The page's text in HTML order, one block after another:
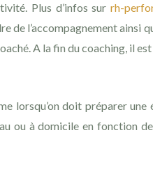
Plus d’infos sur rh-
l’accompagnement ainsi
A la fin du coaching, il
lorsqu’on doit préparer
ou à domicile en fonction